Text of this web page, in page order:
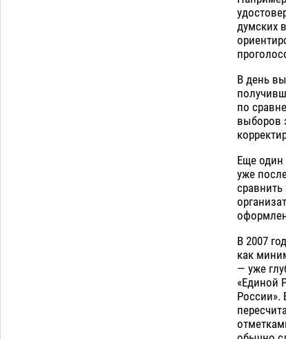
думских
В день
по
выборов
Еще один
уже
В 2007
как
— уже
«Единой
России».